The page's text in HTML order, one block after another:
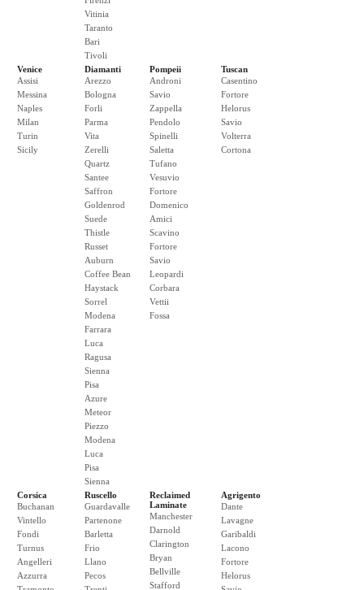
Vitinia
Taranto
Bari
Tivoli
Venice
Assisi
Messina
Naples
Milan
Turin
Sicily
Diamanti
Arezzo
Bologna
Forli
Parma
Vita
Zerelli
Quartz
Santee
Saffron
Goldenrod
Suede
Thistle
Russet
Auburn
Coffee Bean
Haystack
Sorrel
Modena
Farrara
Luca
Ragusa
Sienna
Pisa
Azure
Meteor
Piezzo
Modena
Luca
Pisa
Sienna
Pompeii
Androni
Savio
Zappella
Pendolo
Spinelli
Saletta
Tufano
Vesuvio
Fortore
Domenico
Amici
Scavino
Fortore
Savio
Leopardi
Corbara
Vettii
Fossa
Tuscan
Casentino
Fortore
Helorus
Savio
Volterra
Cortona
Corsica
Buchanan
Vintello
Fondi
Turnus
Angelleri
Azzurra
Ruscello
Guardavalle
Partenone
Barletta
Frio
Llano
Pecos
Reclaimed
Laminate
Manchester
Darnold
Clarington
Bryan
Bellville
Stafford
Agrigento
Dante
Lavagne
Garibaldi
Lacono
Fortore
Helorus